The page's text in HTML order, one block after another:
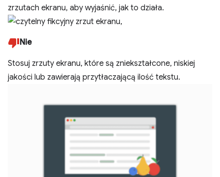
zrzutach ekranu, aby wyjaśnić, jak to działa.
Nie
Stosuj zrzuty ekranu, które są zniekształcone, niskiej
jakości lub zawierają przytłaczającą ilość tekstu.